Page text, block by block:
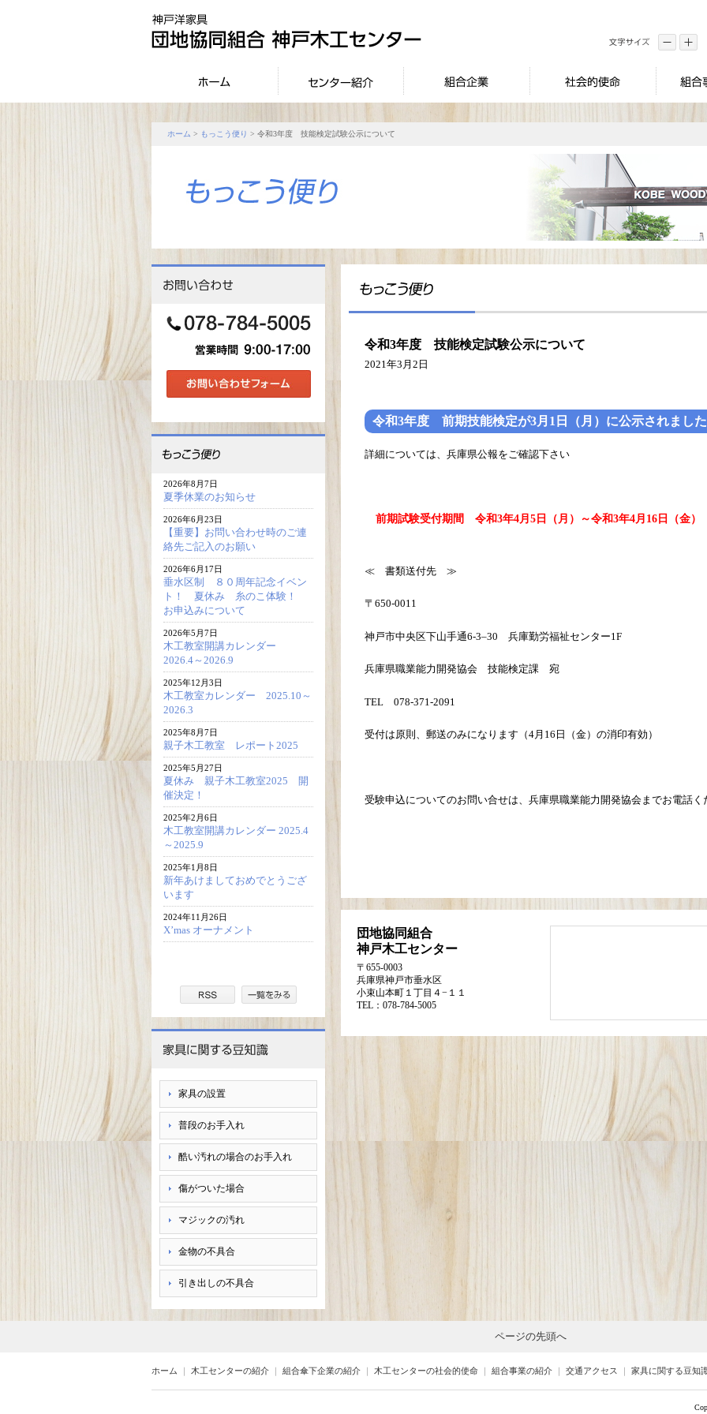
ホーム > もっこう便り > 令和3年度 技能検定試験公示について
令和3年度 技能検定試験公示について
2021年3月2日
令和3年度 前期技能検定が3月1日（月）に公示されました
詳細については、兵庫県公報をご確認下さい
前期試験受付期間 令和3年4月5日（月）～令和3年4月16日（金）
≪ 書類送付先 ≫
〒650-0011
神戸市中央区下山手通6-3–30 兵庫勤労福祉センター1F
兵庫県職業能力開発協会 技能検定課 宛
TEL 078-371-2091
受付は原則、郵送のみになります（4月16日（金）の消印有効）
受験申込についてのお問い合せは、兵庫県職業能力開発協会までお電話く
団地協同組合
神戸木工センター
〒655-0003
兵庫県神戸市垂水区
小束山本町１丁目４−１１
TEL：078-784-5005
2026年8月7日
夏季休業のお知らせ
2026年6月23日
【重要】お問い合わせ時のご連
絡先ご記入のお願い
2026年6月17日
垂水区制 ８０周年記念イベン
ト！ 夏休み 糸のこ体験！
お申込みについて
2026年5月7日
木工教室開講カレンダー
2026.4～2026.9
2025年12月3日
木工教室カレンダー 2025.10～
2026.3
2025年8月7日
親子木工教室 レポート2025
2025年5月27日
夏休み 親子木工教室2025 開
催決定！
2025年2月6日
木工教室開講カレンダー 2025.4
～2025.9
2025年1月8日
新年あけましておめでとうござ
います
2024年11月26日
X’mas オーナメント
家具の設置
普段のお手入れ
酷い汚れの場合のお手入れ
傷がついた場合
マジックの汚れ
金物の不具合
引き出しの不具合
ページの先頭へ
ホーム ｜ 木工センターの紹介 ｜ 組合傘下企業の紹介 ｜ 木工センターの社会的使命 ｜ 組合事業の紹介 ｜ 交通アクセス ｜ 家具に関する豆知